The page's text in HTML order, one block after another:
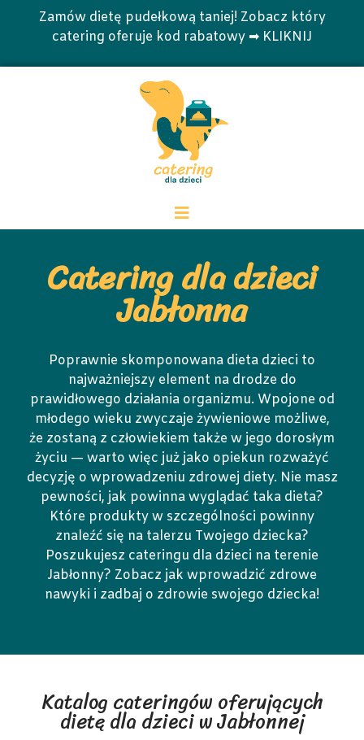
Zamów dietę pudełkową taniej! Zobacz który
catering oferuje kod rabatowy ➡ KLIKNIJ
Catering dla dzieci
Jabłonna
Poprawnie skomponowana dieta dzieci to
najważniejszy element na drodze do
prawidłowego działania organizmu. Wpojone od
młodego wieku zwyczaje żywieniowe możliwe,
że zostaną z człowiekiem także w jego dorosłym
życiu — warto więc już jako opiekun rozważyć
decyzję o wprowadzeniu zdrowej diety. Nie masz
pewności, jak powinna wyglądać taka dieta?
Które produkty w szczególności powinny
znaleźć się na talerzu Twojego dziecka?
Poszukujesz cateringu dla dzieci na terenie
Jabłonny? Zobacz jak wprowadzić zdrowe
nawyki i zadbaj o zdrowie swojego dziecka!
Katalog cateringów oferujących
dietę dla dzieci w Jabłonnej